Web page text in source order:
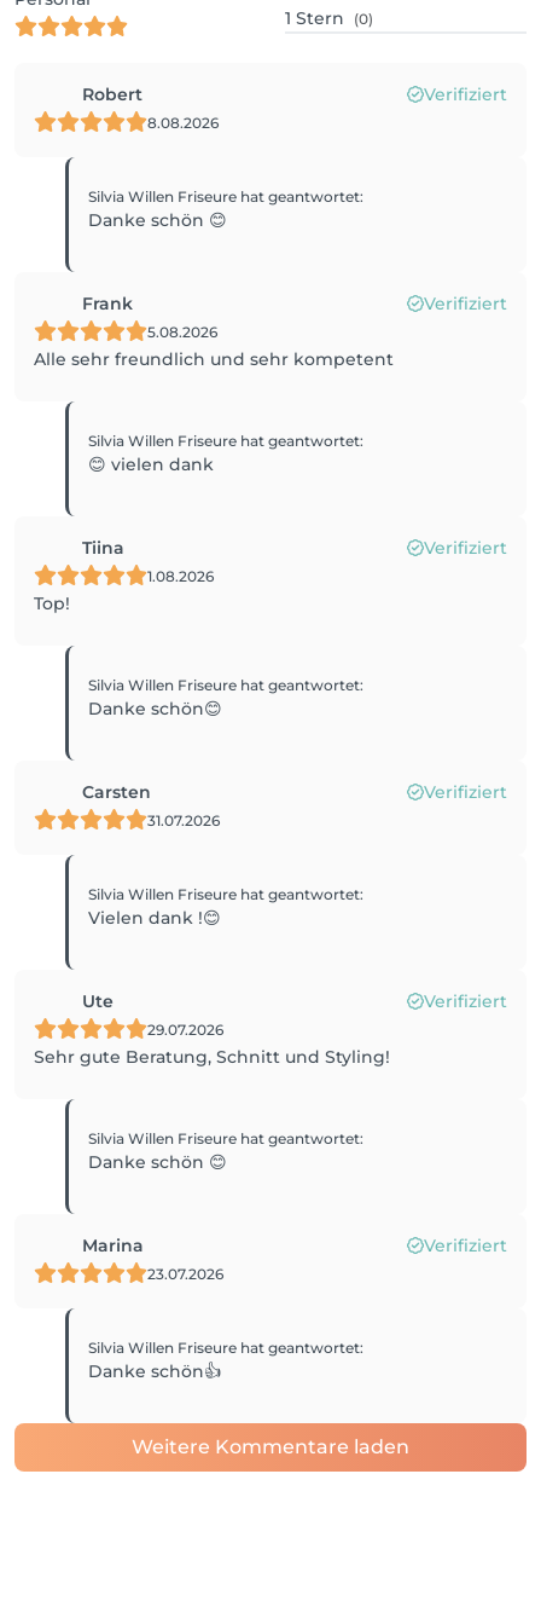
1 Stern (0)
Robert Verifiziert
8.08.2026
Silvia Willen Friseure hat geantwortet:
Danke schön 😊
Frank Verifiziert
5.08.2026
Alle sehr freundlich und sehr kompetent
Silvia Willen Friseure hat geantwortet:
😊 vielen dank
Tiina Verifiziert
1.08.2026
Top!
Silvia Willen Friseure hat geantwortet:
Danke schön😊
Carsten Verifiziert
31.07.2026
Silvia Willen Friseure hat geantwortet:
Vielen dank !😊
Ute Verifiziert
29.07.2026
Sehr gute Beratung, Schnitt und Styling!
Silvia Willen Friseure hat geantwortet:
Danke schön 😊
Marina Verifiziert
23.07.2026
Silvia Willen Friseure hat geantwortet:
Danke schön👍
Weitere Kommentare laden